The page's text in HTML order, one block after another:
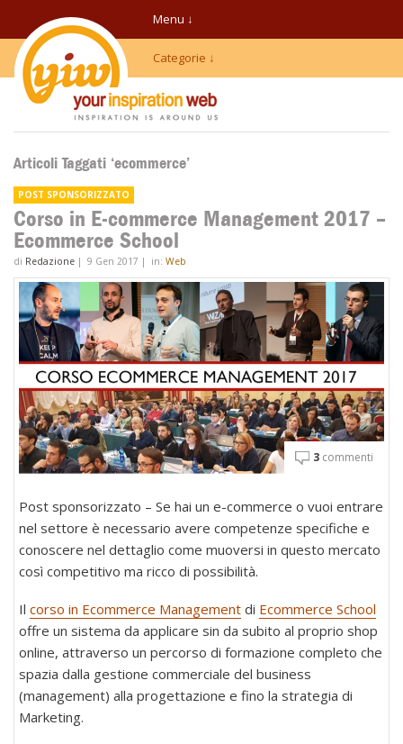
Menu ↓
Categorie ↓
Articoli Taggati ‘ecommerce’
Corso in E-commerce Management 2017 –
Ecommerce School
di Redazione | 9 Gen 2017 | in: Web
3 commenti
Post sponsorizzato – Se hai un e-commerce o vuoi entrare
nel settore è necessario avere competenze specifiche e
conoscere nel dettaglio come muoversi in questo mercato
così competitivo ma ricco di possibilità.
Il corso in Ecommerce Managementdi Ecommerce School
offre un sistema da applicare sin da subito al proprio shop
online, attraverso un percorso di formazione completo che
spazia dalla gestione commerciale del business
(management) alla progettazione e fino la strategia di
Marketing.